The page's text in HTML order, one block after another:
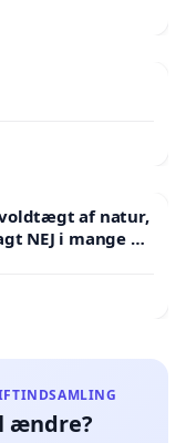
af natur,
NEJ i mange år.
ændre?